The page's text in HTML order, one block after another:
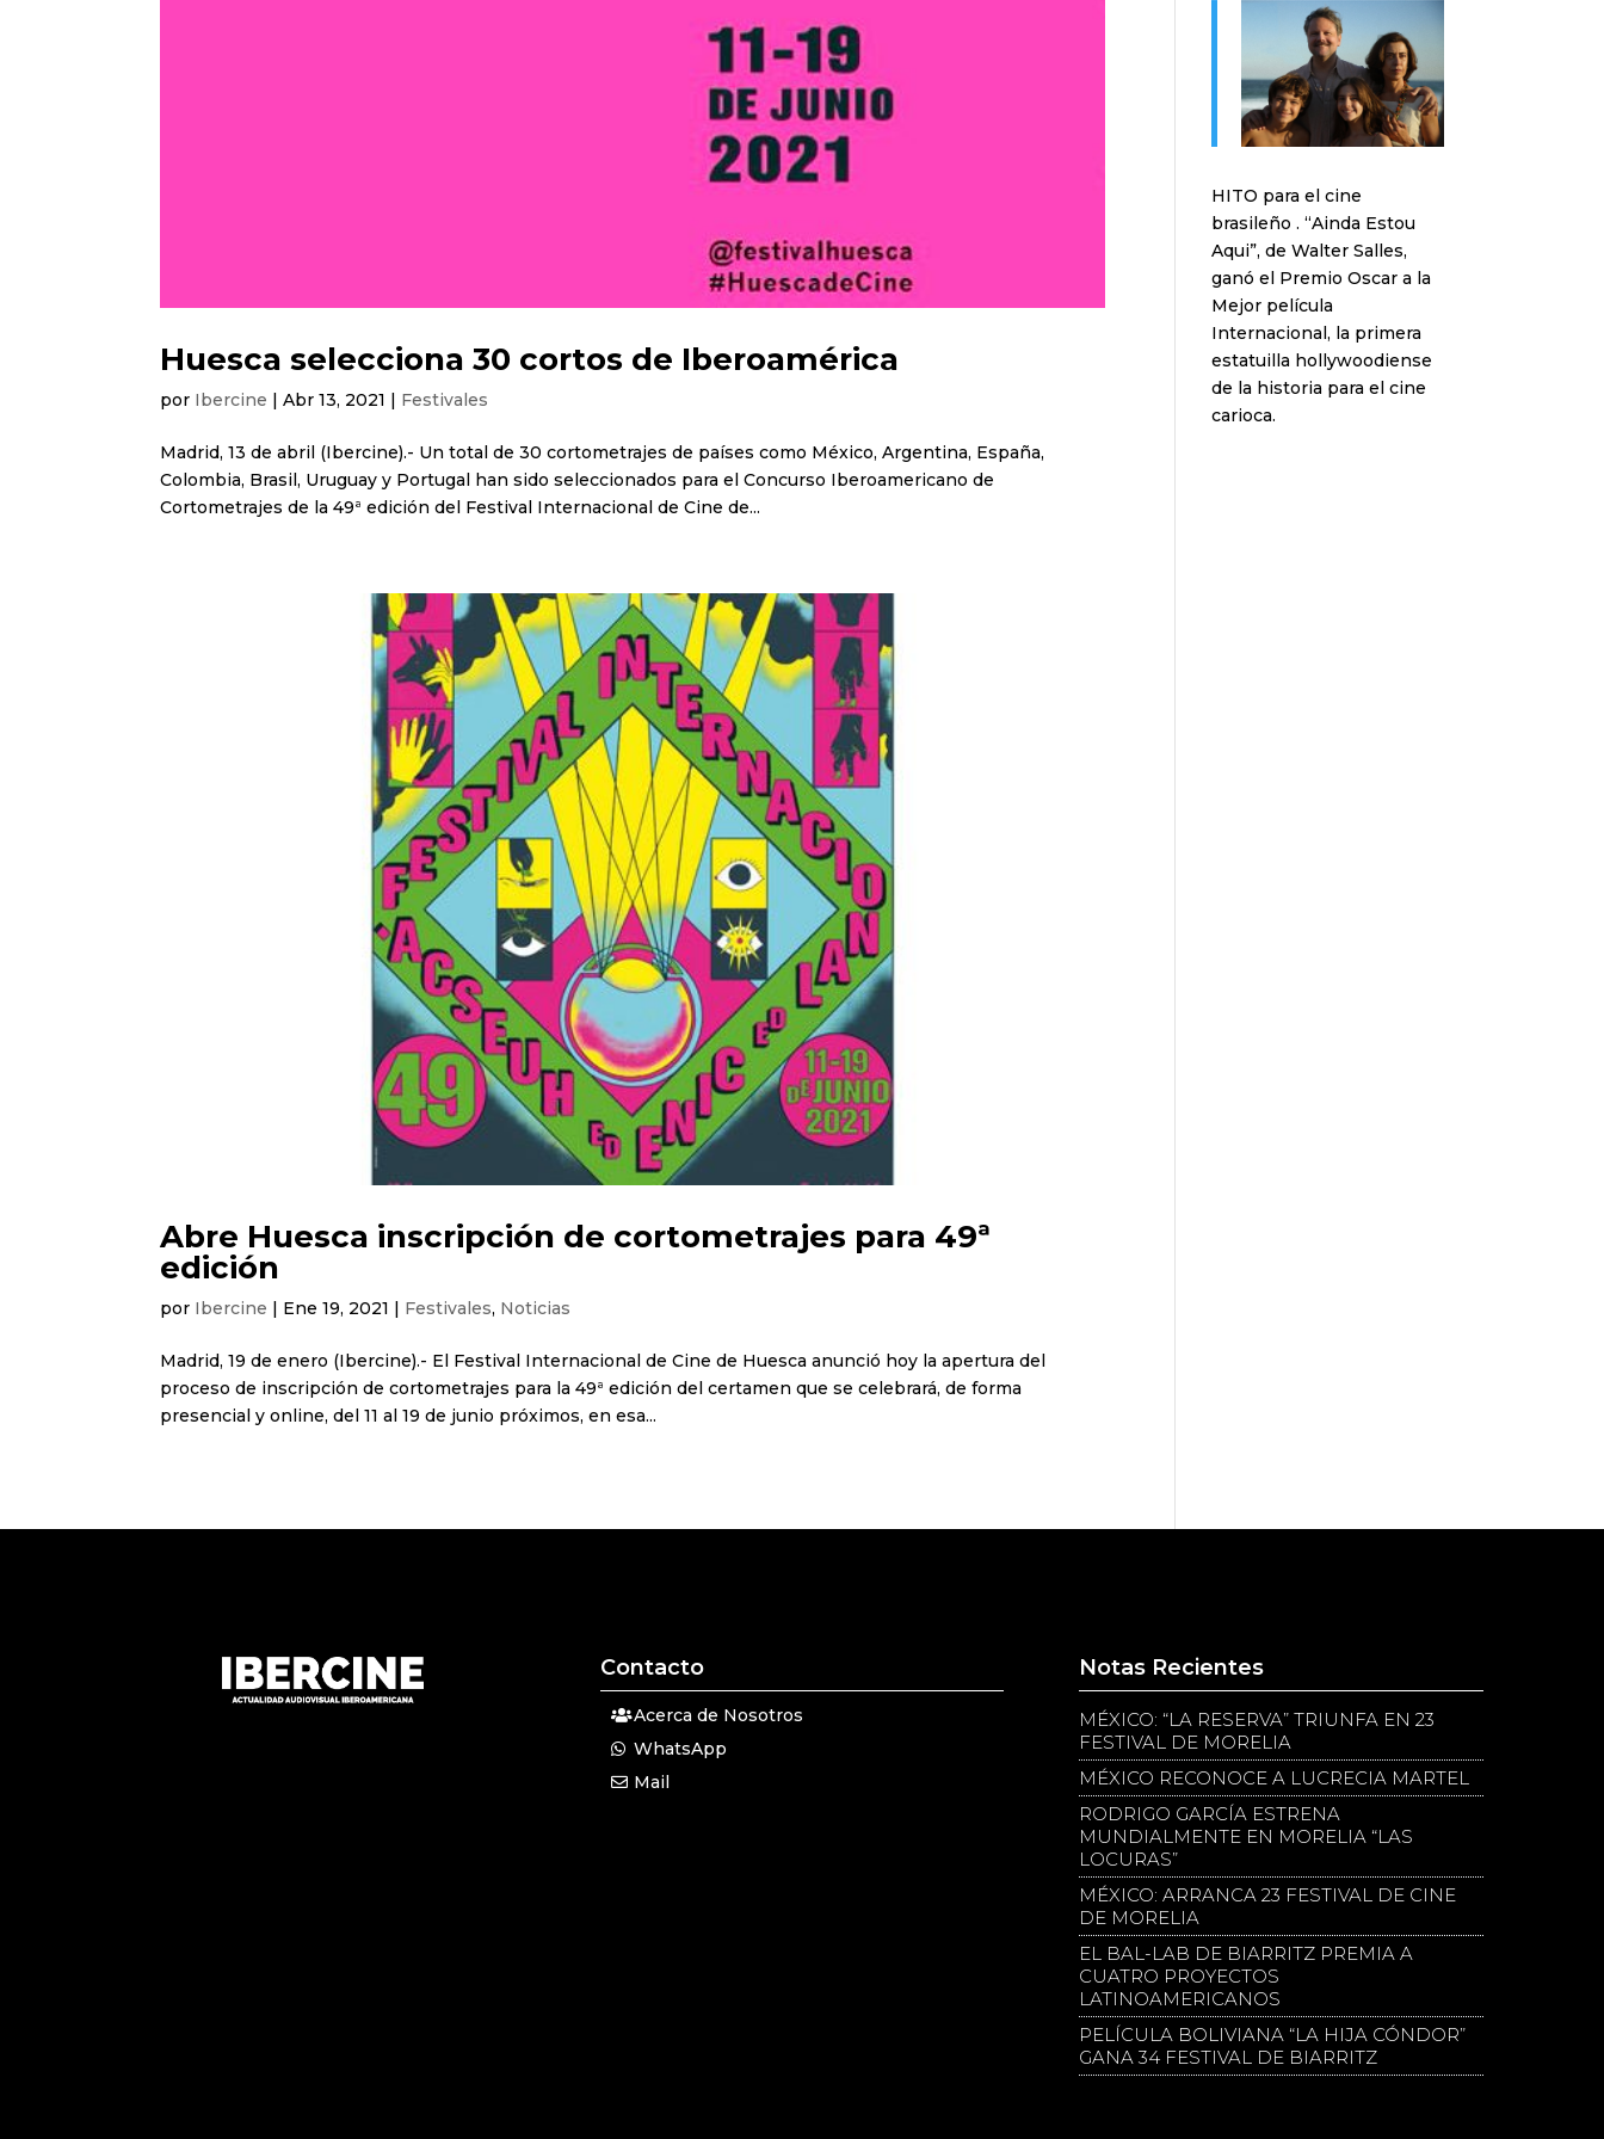
Huesca selecciona 30 cortos de Iberoamérica
por Ibercine |Abr 13, 2021 | Festivales
Madrid, 13 de abril (Ibercine).- Un total de 30 cortometrajes de países como México, Argentina, España,
Colombia, Brasil, Uruguay y Portugal han sido seleccionados para el Concurso Iberoamericano de
Cortometrajes de la 49ª edición del Festival Internacional de Cine de...
Abre Huesca inscripción de cortometrajes para 49ª
edición
por Ibercine | Ene 19, 2021 | Festivales, Noticias
Madrid, 19 de enero (Ibercine).- El Festival Internacional de Cine de Huesca anunció hoy la apertura del
proceso de inscripción de cortometrajes para la 49ª edición del certamen que se celebrará, de forma
presencial y online, del 11 al 19 de junio próximos, en esa...
HITO para el cine
brasileño . “Ainda Estou
Aqui”, de Walter Salles,
ganó el Premio Oscar a la
Mejor película
Internacional, la primera
estatuilla hollywoodiense
de la historia para el cine
carioca.
Contacto
Acerca de Nosotros
WhatsApp
Mail
Notas Recientes
MÉXICO: “LA RESERVA” TRIUNFA EN 23
FESTIVAL DE MORELIA
MÉXICO RECONOCE A LUCRECIA MARTEL
RODRIGO GARCÍA ESTRENA
MUNDIALMENTE EN MORELIA “LAS
LOCURAS”
MÉXICO: ARRANCA 23 FESTIVAL DE CINE
DE MORELIA
EL BAL-LAB DE BIARRITZ PREMIA A
CUATRO PROYECTOS
LATINOAMERICANOS
PELÍCULA BOLIVIANA “LA HIJA CÓNDOR”
GANA 34 FESTIVAL DE BIARRITZ